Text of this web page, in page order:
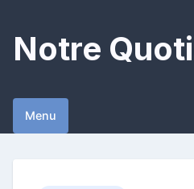
content
Notre
Menu